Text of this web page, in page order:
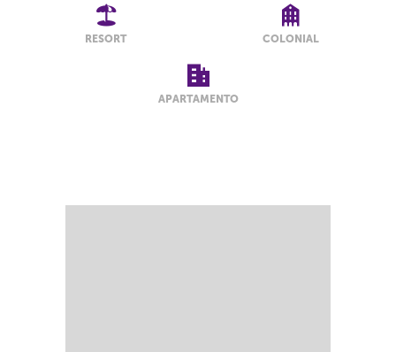
RESORT COLONIAL
APARTAMENTO